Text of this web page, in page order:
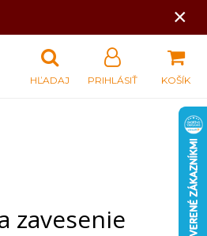
×
KOŠÍK
PRIHLÁSIŤ
HĽADAJ
zavesenie